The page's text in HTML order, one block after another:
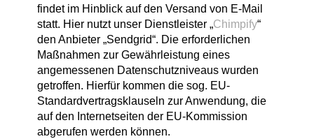
findet im Hinblick auf den Versand von E-Mail
statt. Hier nutzt unser Dienstleister „Chimpify“
den Anbieter „Sendgrid“. Die erforderlichen
Maßnahmen zur Gewährleistung eines
angemessenen Datenschutzniveaus wurden
getroffen. Hierfür kommen die sog. EU-
Standardvertragsklauseln zur Anwendung, die
auf den Internetseiten der EU-Kommission
abgerufen werden können.